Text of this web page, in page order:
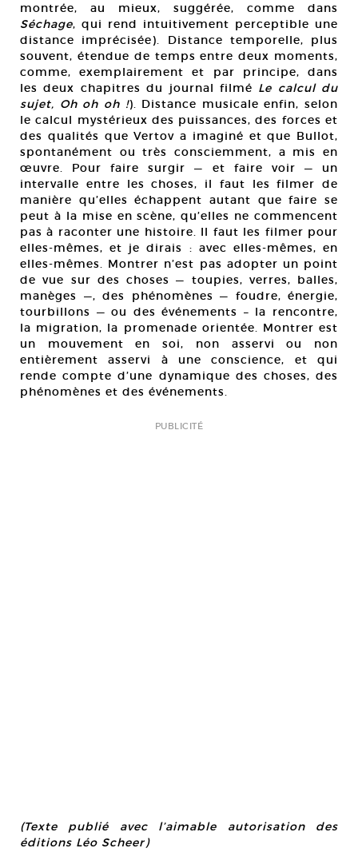
montrée, au mieux, suggérée, comme dans
Séchage, qui rend intuitivement perceptible une
distance imprécisée). Distance temporelle, plus
souvent, étendue de temps entre deux moments,
comme, exemplairement et par principe, dans
les deux chapitres du journal filmé Le calcul du
sujet, Oh oh oh !). Distance musicale enfin, selon
le calcul mystérieux des puissances, des forces et
des qualités que Vertov a imaginé et que Bullot,
spontanément ou très consciemment, a mis en
œuvre. Pour faire surgir — et faire voir — un
intervalle entre les choses, il faut les filmer de
manière qu’elles échappent autant que faire se
peut à la mise en scène, qu’elles ne commencent
pas à raconter une histoire. Il faut les filmer pour
elles-mêmes, et je dirais : avec elles-mêmes, en
elles-mêmes. Montrer n’est pas adopter un point
de vue sur des choses — toupies, verres, balles,
manèges —, des phénomènes — foudre, énergie,
tourbillons — ou des événements – la rencontre,
la migration, la promenade orientée. Montrer est
un mouvement en soi, non asservi ou non
entièrement asservi à une conscience, et qui
rende compte d’une dynamique des choses, des
phénomènes et des événements.
PUBLICITÉ
(Texte publié avec l’aimable autorisation des
éditions Léo Scheer)